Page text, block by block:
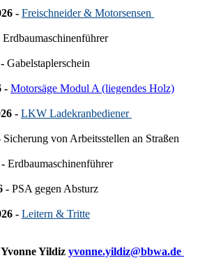
- Freischneider & Motorsensen
Erdbaumaschinenführer
Gabelstaplerschein
- Motorsäge Modul A (liegendes Holz)
- LKW Ladekranbediener
Sicherung von Arbeitsstellen an Straßen
Erdbaumaschinenführer
- PSA gegen Absturz
- Leitern & Tritte
Yildiz yvonne.yildiz@bbwa.de